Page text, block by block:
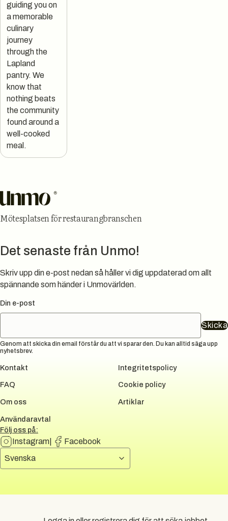
guiding you on
a memorable
culinary
journey
through the
Lapland
pantry. We
know that
nothing beats
the community
found around a
well-cooked
meal.
Mötesplatsen för restaurangbranschen
Det senaste från Unmo!
Skriv upp din e-post nedan så håller vi dig uppdaterad om allt
spännande som händer i Unmovärlden.
Din e-post
Skicka
Genom att skicka din email förstår du att vi sparar den. Du kan alltid säga upp
nyhetsbrev.
Kontakt
FAQ
Om oss
Användaravtal
Integritetspolicy
Cookie policy
Artiklar
Följ oss på:
Instagram
Facebook
Välj språk
Svenska
All rights reserved.
2026